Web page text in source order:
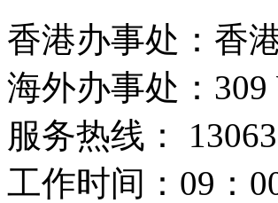
香港办事处：香
海外办事处：309
服务热线：
工作时间：09：